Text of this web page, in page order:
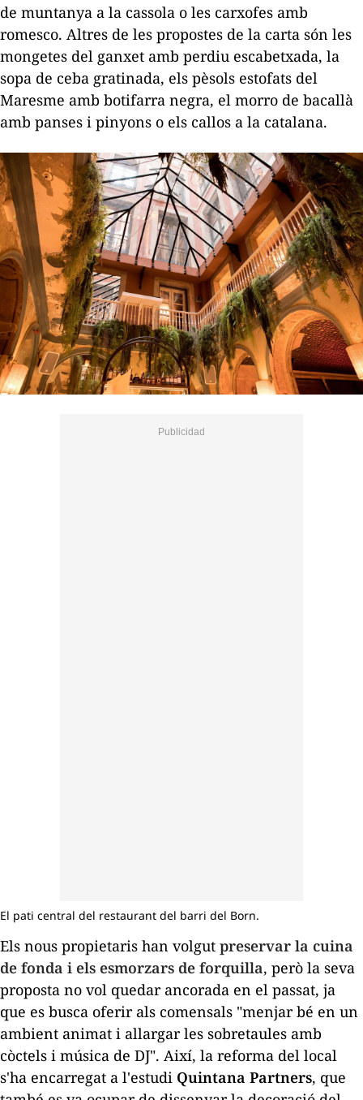
de muntanya a la cassola o les carxofes amb
romesco. Altres de les propostes de la carta són les
mongetes del ganxet amb perdiu escabetxada, la
sopa de ceba gratinada, els pèsols estofats del
Maresme amb botifarra negra, el morro de bacallà
amb panses i pinyons o els callos a la catalana.
El pati central del restaurant del barri del Born.
Els nous propietaris han volgut preservar la cuina
de fonda i els esmorzars de forquilla, però la seva
proposta no vol quedar ancorada en el passat, ja
que es busca oferir als comensals "menjar bé en un
ambient animat i allargar les sobretaules amb
còctels i música de DJ". Així, la reforma del local
s'ha encarregat a l'estudi Quintana Partners, que